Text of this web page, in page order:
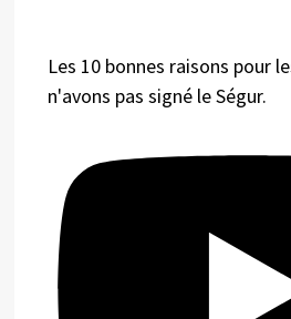
Les 10 bonnes raisons pour
n'avons pas signé le Ségur.